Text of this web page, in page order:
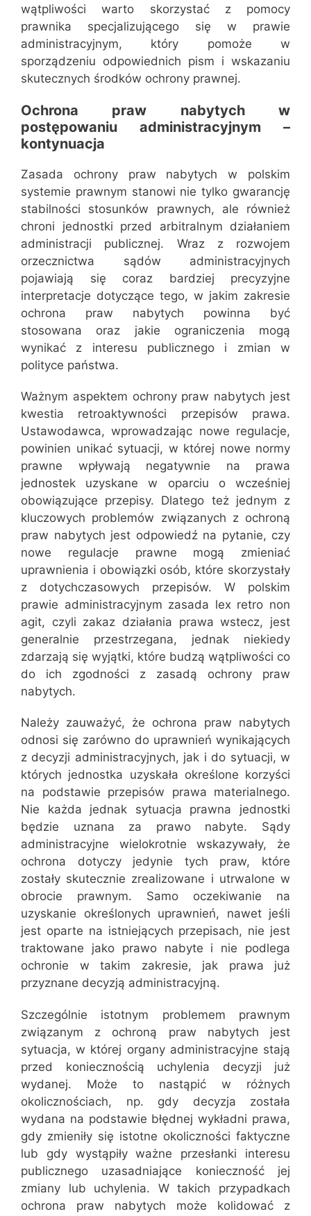
wątpliwości warto skorzystać z pomocy
prawnika specjalizującego się w prawie
administracyjnym, który pomoże w
sporządzeniu odpowiednich pism i wskazaniu
skutecznych środków ochrony prawnej.
Ochrona praw nabytych w
postępowaniu administracyjnym –
kontynuacja
Zasada ochrony praw nabytych w polskim
systemie prawnym stanowi nie tylko gwarancję
stabilności stosunków prawnych, ale również
chroni jednostki przed arbitralnym działaniem
administracji publicznej. Wraz z rozwojem
orzecznictwa sądów administracyjnych
pojawiają się coraz bardziej precyzyjne
interpretacje dotyczące tego, w jakim zakresie
ochrona praw nabytych powinna być
stosowana oraz jakie ograniczenia mogą
wynikać z interesu publicznego i zmian w
polityce państwa.
Ważnym aspektem ochrony praw nabytych jest
kwestia retroaktywności przepisów prawa.
Ustawodawca, wprowadzając nowe regulacje,
powinien unikać sytuacji, w której nowe normy
prawne wpływają negatywnie na prawa
jednostek uzyskane w oparciu o wcześniej
obowiązujące przepisy. Dlatego też jednym z
kluczowych problemów związanych z ochroną
praw nabytych jest odpowiedź na pytanie, czy
nowe regulacje prawne mogą zmieniać
uprawnienia i obowiązki osób, które skorzystały
z dotychczasowych przepisów. W polskim
prawie administracyjnym zasada lex retro non
agit, czyli zakaz działania prawa wstecz, jest
generalnie przestrzegana, jednak niekiedy
zdarzają się wyjątki, które budzą wątpliwości co
do ich zgodności z zasadą ochrony praw
nabytych.
Należy zauważyć, że ochrona praw nabytych
odnosi się zarówno do uprawnień wynikających
z decyzji administracyjnych, jak i do sytuacji, w
których jednostka uzyskała określone korzyści
na podstawie przepisów prawa materialnego.
Nie każda jednak sytuacja prawna jednostki
będzie uznana za prawo nabyte. Sądy
administracyjne wielokrotnie wskazywały, że
ochrona dotyczy jedynie tych praw, które
zostały skutecznie zrealizowane i utrwalone w
obrocie prawnym. Samo oczekiwanie na
uzyskanie określonych uprawnień, nawet jeśli
jest oparte na istniejących przepisach, nie jest
traktowane jako prawo nabyte i nie podlega
ochronie w takim zakresie, jak prawa już
przyznane decyzją administracyjną.
Szczególnie istotnym problemem prawnym
związanym z ochroną praw nabytych jest
sytuacja, w której organy administracyjne stają
przed koniecznością uchylenia decyzji już
wydanej. Może to nastąpić w różnych
okolicznościach, np. gdy decyzja została
wydana na podstawie błędnej wykładni prawa,
gdy zmieniły się istotne okoliczności faktyczne
lub gdy wystąpiły ważne przesłanki interesu
publicznego uzasadniające konieczność jej
zmiany lub uchylenia. W takich przypadkach
ochrona praw nabytych może kolidować z